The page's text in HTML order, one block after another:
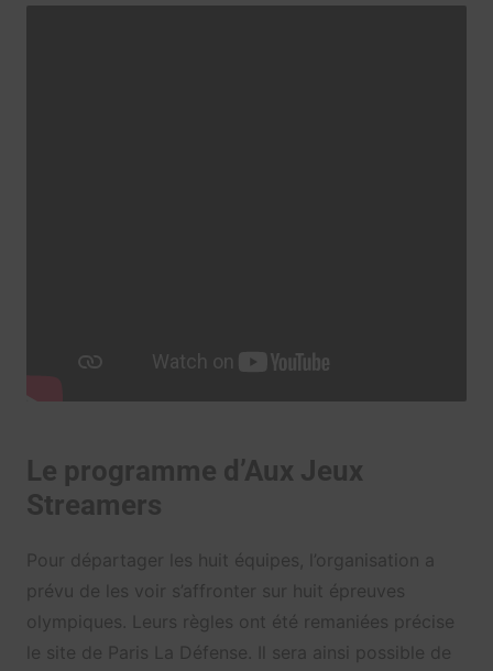
Le programme d’Aux Jeux
Streamers
Pour départager les huit équipes, l’organisation a
prévu de les voir s’affronter sur huit épreuves
olympiques. Leurs règles ont été remaniées précise
le site de Paris La Défense. Il sera ainsi possible de